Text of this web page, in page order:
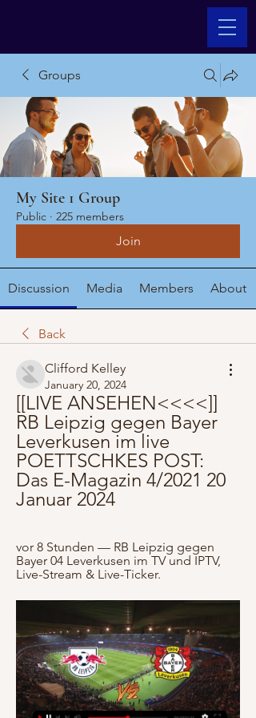
Groups
My Site 1 Group
Public · 225 members
Join
Discussion Media Members About
Back
Clifford Kelley
January 20, 2024
[[LIVE ANSEHEN<<<<]]
RB Leipzig gegen Bayer
Leverkusen im live
POETTSCHKES POST:
Das E-Magazin 4/2021 20
Januar 2024
vor 8 Stunden — RB Leipzig gegen
Bayer 04 Leverkusen im TV und IPTV,
Live-Stream & Live-Ticker.